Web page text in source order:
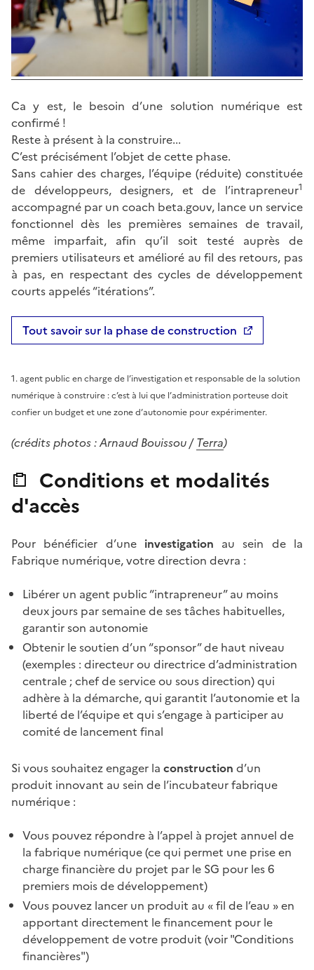
Ca y est, le besoin d’une solution numérique est
confirmé !
Reste à présent à la construire...
C’est précisément l’objet de cette phase.
Sans cahier des charges, l’équipe (réduite) constituée
de développeurs, designers, et de l’intrapreneur1
accompagné par un coach beta.gouv, lance un service
fonctionnel dès les premières semaines de travail,
même imparfait, afin qu’il soit testé auprès de
premiers utilisateurs et amélioré au fil des retours, pas
à pas, en respectant des cycles de développement
courts appelés “itérations”.
Tout savoir sur la phase de construction
1. agent public en charge de l’investigation et responsable de la solution
numérique à construire : c’est à lui que l’administration porteuse doit
confier un budget et une zone d’autonomie pour expérimenter.
(crédits photos : Arnaud Bouissou /Terra)
Conditions et modalités
d'accès
Pour bénéficier d’une investigation au sein de la
Fabrique numérique, votre direction devra :
Libérer un agent public “intrapreneur” au moins
deux jours par semaine de ses tâches habituelles,
garantir son autonomie
Obtenir le soutien d’un “sponsor” de haut niveau
(exemples : directeur ou directrice d’administration
centrale ; chef de service ou sous direction) qui
adhère à la démarche, qui garantit l’autonomie et la
liberté de l’équipe et qui s’engage à participer au
comité de lancement final
Si vous souhaitez engager la construction d’un
produit innovant au sein de l’incubateur fabrique
numérique :
Vous pouvez répondre à l’appel à projet annuel de
la fabrique numérique (ce qui permet une prise en
charge financière du projet par le SG pour les 6
premiers mois de développement)
Vous pouvez lancer un produit au « fil de l’eau » en
apportant directement le financement pour le
développement de votre produit (voir "Conditions
financières")